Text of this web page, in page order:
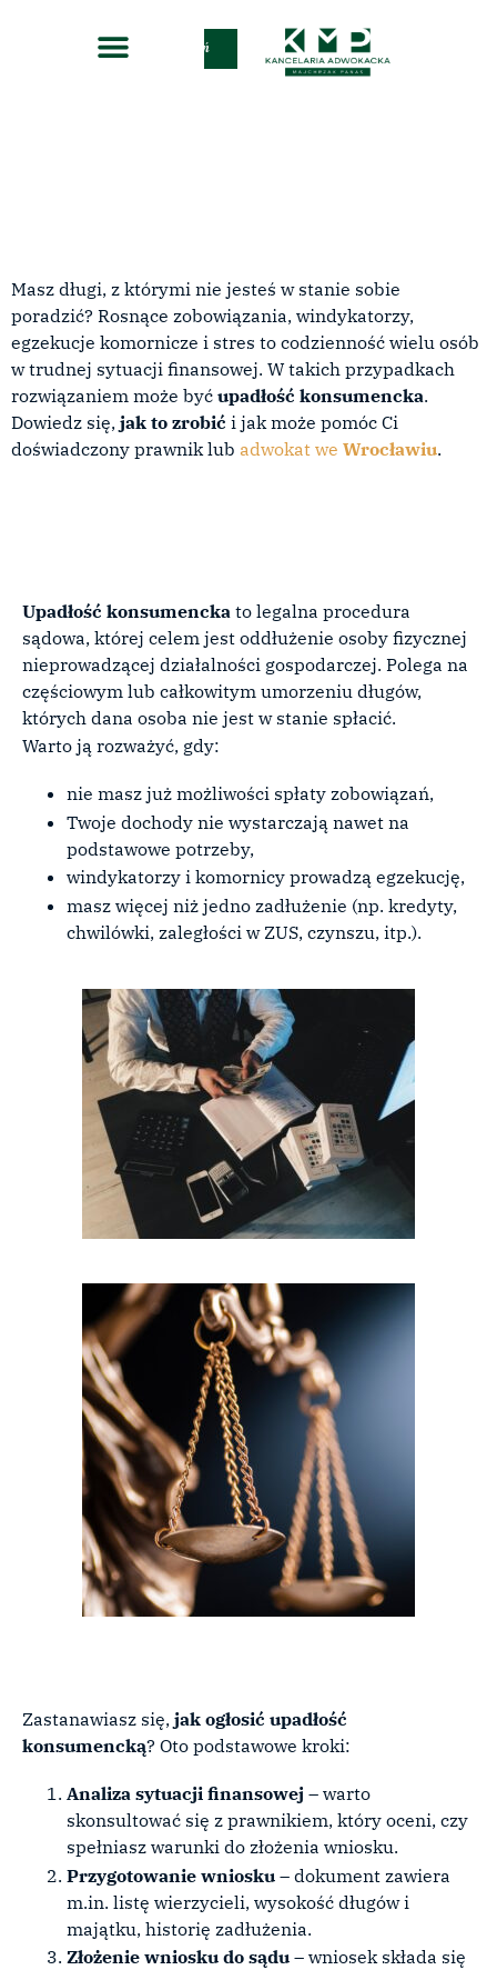
Zadzwoń
Masz długi, z którymi nie jesteś w stanie sobie
poradzić? Rosnące zobowiązania, windykatorzy,
egzekucje komornicze i stres to codzienność wielu osób
w trudnej sytuacji finansowej. W takich przypadkach
rozwiązaniem może być upadłość konsumencka.
Dowiedz się, jak to zrobić i jak może pomóc Ci
doświadczony prawnik lub adwokat we Wrocławiu.
Upadłość konsumencka to legalna procedura
sądowa, której celem jest oddłużenie osoby fizycznej
nieprowadzącej działalności gospodarczej. Polega na
częściowym lub całkowitym umorzeniu długów,
których dana osoba nie jest w stanie spłacić.
Warto ją rozważyć, gdy:
nie masz już możliwości spłaty zobowiązań,
Twoje dochody nie wystarczają nawet na
podstawowe potrzeby,
windykatorzy i komornicy prowadzą egzekucję,
masz więcej niż jedno zadłużenie (np. kredyty,
chwilówki, zaległości w ZUS, czynszu, itp.).
Zastanawiasz się, jak ogłosić upadłość
konsumencką? Oto podstawowe kroki:
Analiza sytuacji finansowej – warto
skonsultować się z prawnikiem, który oceni, czy
spełniasz warunki do złożenia wniosku.
Przygotowanie wniosku – dokument zawiera
m.in. listę wierzycieli, wysokość długów i
majątku, historię zadłużenia.
Złożenie wniosku do sądu – wniosek składa się